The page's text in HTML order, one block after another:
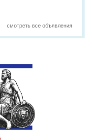
смотреть все объявления